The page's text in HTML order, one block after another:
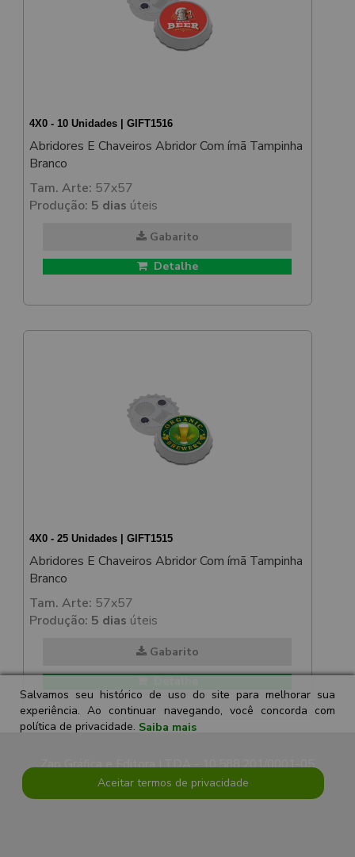
4X0 - 10 Unidades | GIFT1516
Abridores E Chaveiros Abridor Com ímã Tampinha
Branco
Tam. Arte: 57x57
Produção: 5 dias úteis
Gabarito
Detalhe
4X0 - 25 Unidades | GIFT1515
Abridores E Chaveiros Abridor Com ímã Tampinha
Branco
Tam. Arte: 57x57
Produção: 5 dias úteis
Gabarito
Zap Gráfica e Editora LTDA - 10.588.201/0001-05
Salvamos seu histórico de uso do site para melhorar sua
experiência. Ao continuar navegando, você concorda com
política de privacidade. Saiba mais
Aceitar termos de privacidade